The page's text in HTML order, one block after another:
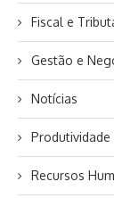
Fiscal e
Gestão e
Notícias
Produtividade
Recursos